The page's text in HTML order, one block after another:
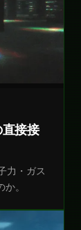
直接接
力・ガス
。